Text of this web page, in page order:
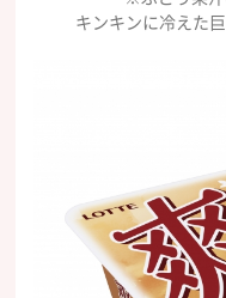
キンキンに冷えた